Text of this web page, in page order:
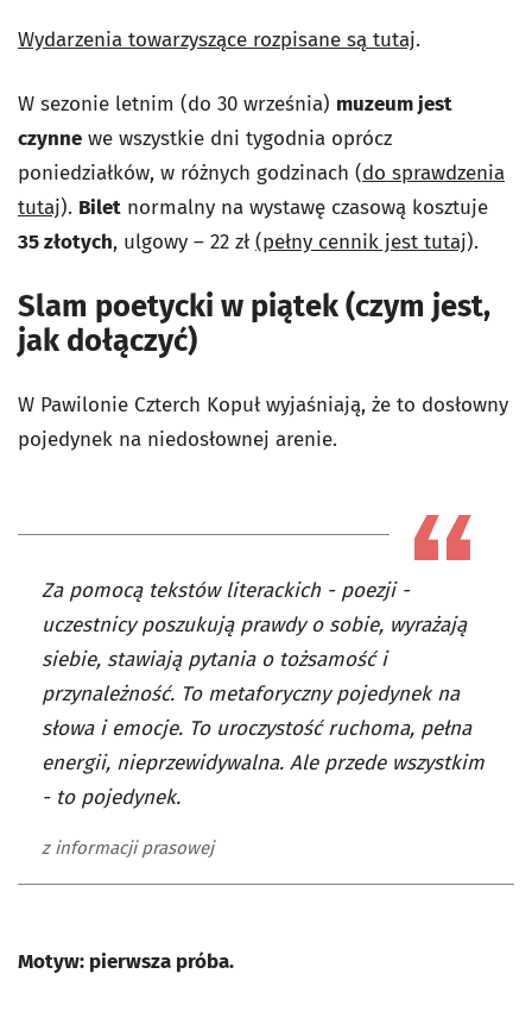
Wydarzenia towarzyszące rozpisane są tutaj.
W sezonie letnim (do 30 września) muzeum jest
czynne we wszystkie dni tygodnia oprócz
poniedziałków, w różnych godzinach (do sprawdzenia
tutaj). Bilet normalny na wystawę czasową kosztuje
35 złotych, ulgowy – 22 zł(pełny cennik jest tutaj).
Slam poetycki w piątek (czym jest,
jak dołączyć)
W Pawilonie Czterch Kopuł wyjaśniają, że to dosłowny
pojedynek na niedosłownej arenie.
Za pomocą tekstów literackich - poezji -
uczestnicy poszukują prawdy o sobie, wyrażają
siebie, stawiają pytania o tożsamość i
przynależność. To metaforyczny pojedynek na
słowa i emocje. To uroczystość ruchoma, pełna
energii, nieprzewidywalna. Ale przede wszystkim
- to pojedynek.
z informacji prasowej
Motyw: pierwsza próba.